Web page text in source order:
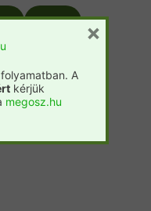
Fatáj
A
kérjük
megosz.hu
×